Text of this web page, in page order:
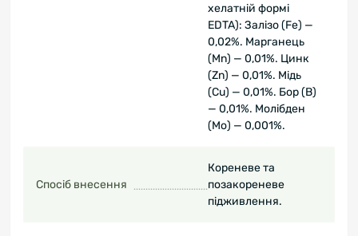
хелатній формі
EDTA): Залізо (Fe) —
0,02%. Марганець
(Mn) — 0,01%. Цинк
(Zn) — 0,01%. Мідь
(Cu) — 0,01%. Бор (B)
— 0,01%. Молібден
(Mo) — 0,001%.
Спосіб внесення
Кореневе та
позакореневе
підживлення.